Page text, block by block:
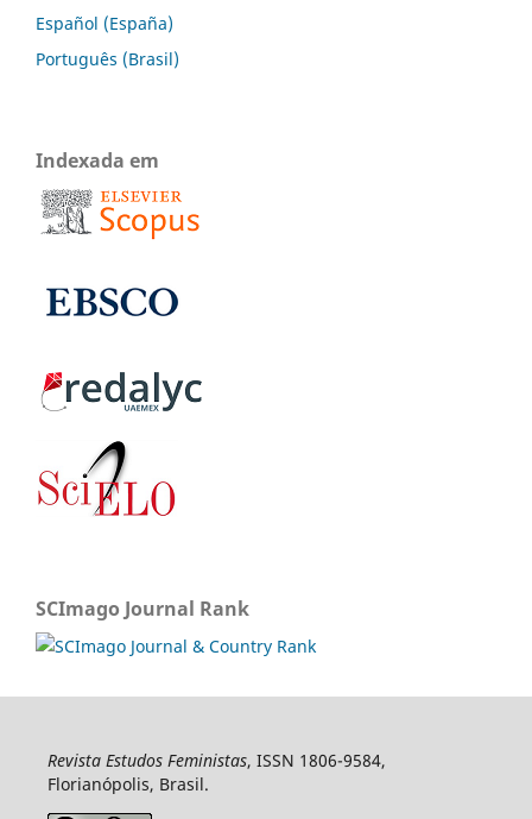
Español (España)
Português (Brasil)
Indexada em
SCImago Journal Rank
Revista Estudos Feministas, ISSN 1806-9584,
Florianópolis, Brasil.